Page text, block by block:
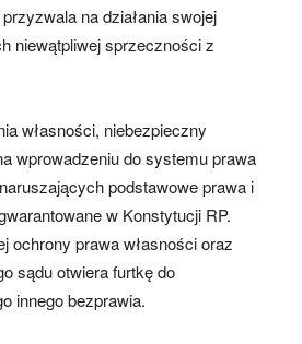
na działania swojej
niewątpliwej sprzeczności z
własności, niebezpieczny
wprowadzeniu do systemu prawa
podstawowe prawa i
w Konstytucji RP.
ochrony prawa własności oraz
sądu otwiera furtkę do
innego bezprawia.